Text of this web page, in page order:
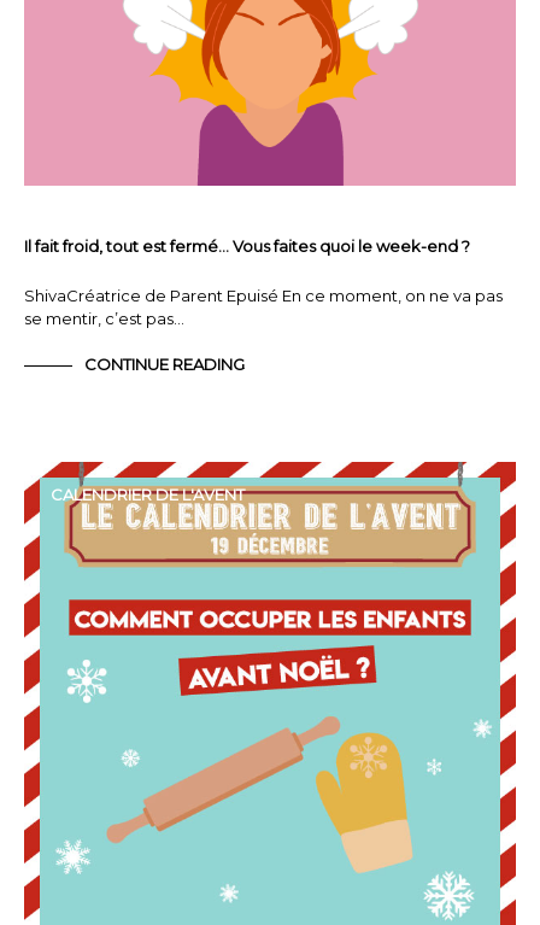
Il fait froid, tout est fermé… Vous faites quoi le week-end ?
ShivaCréatrice de Parent Epuisé En ce moment, on ne va pas
se mentir, c’est pas…
CONTINUE READING
CALENDRIER DE L'AVENT